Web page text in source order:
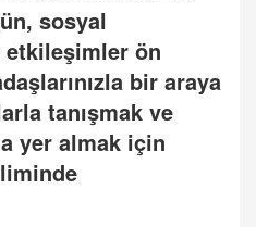
sosyal
ön
bir araya
tanışmak ve
yer almak için